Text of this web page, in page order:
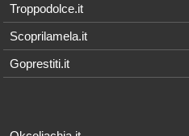
Troppodolce.it
Scoprilamela.it
Goprestiti.it